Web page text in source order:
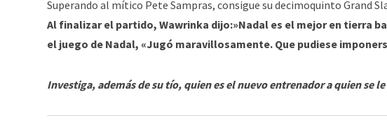
Superando al mítico Pete Sampras, consigue su decimoquinto Grand
Al finalizar el partido, Wawrinka dijo:»Nadal es el mejor en tierra
el juego de Nadal, «Jugó maravillosamente. Que pudiese
Investiga, además de su tío, quien es el nuevo entrenador a quien se